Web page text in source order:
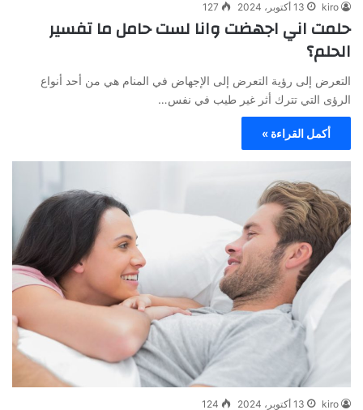
kiro 13 أكتوبر، 2024 127
حلمت اني اجهضت وانا لست حامل ما تفسير
الحلم؟
التعرض إلى رؤية التعرض إلى الإجهاض في المنام هي من أحد أنواع
الرؤى التي تترك أثر غير طيب في نفس…
أكمل القراءة »
kiro 13 أكتوبر، 2024 124